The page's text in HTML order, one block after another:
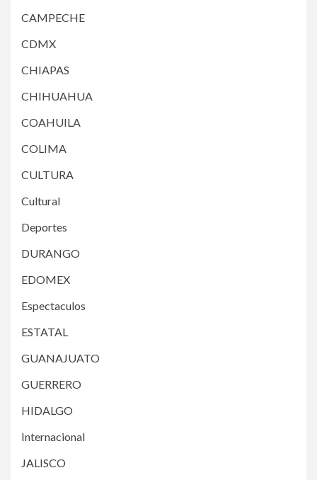
CAMPECHE
CDMX
CHIAPAS
CHIHUAHUA
COAHUILA
COLIMA
CULTURA
Cultural
Deportes
DURANGO
EDOMEX
Espectaculos
ESTATAL
GUANAJUATO
GUERRERO
HIDALGO
Internacional
JALISCO